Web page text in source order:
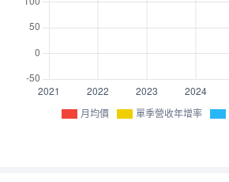
月均價 單季營收年增率